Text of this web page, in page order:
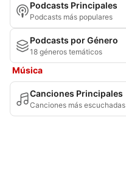
Podcasts Principales
Podcasts más populares
Podcasts por Género
18 géneros temáticos
Música
Canciones Principales
Canciones más escuchadas